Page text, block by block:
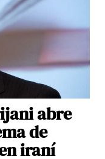
abre
de
iraní